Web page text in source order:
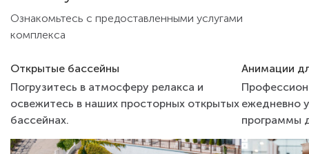
Ознакомьтесь с предоставленными услугами
комплекса
Открытые бассейны
Погрузитесь в атмосферу релакса и
освежитесь в наших просторных открытых
бассейнах.
Анимации
ежедневно
программы